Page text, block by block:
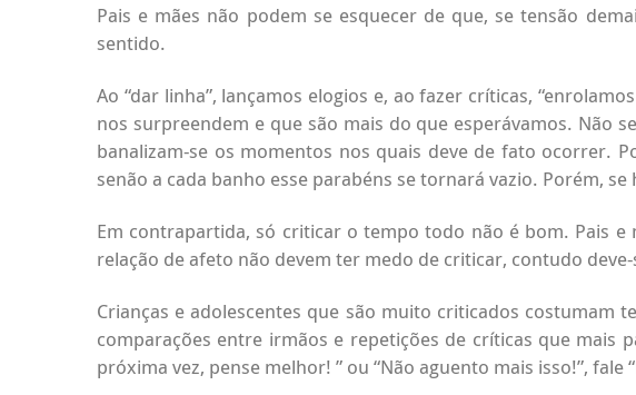
Pais e mães não podem se esquecer de que, se tensão
sentido.
Ao “dar linha”, lançamos elogios e, ao fazer críticas,
nos surpreendem e que são mais do que esperávamos. Não
banalizam-se os momentos nos quais deve de fato ocorrer.
senão a cada banho esse parabéns se tornará vazio. Porém,
Em contrapartida, só criticar o tempo todo não é bom. Pais
relação de afeto não devem ter medo de criticar, contudo
Crianças e adolescentes que são muito criticados
comparações entre irmãos e repetições de críticas que mais
próxima vez, pense melhor! ” ou “Não aguento mais isso!”,